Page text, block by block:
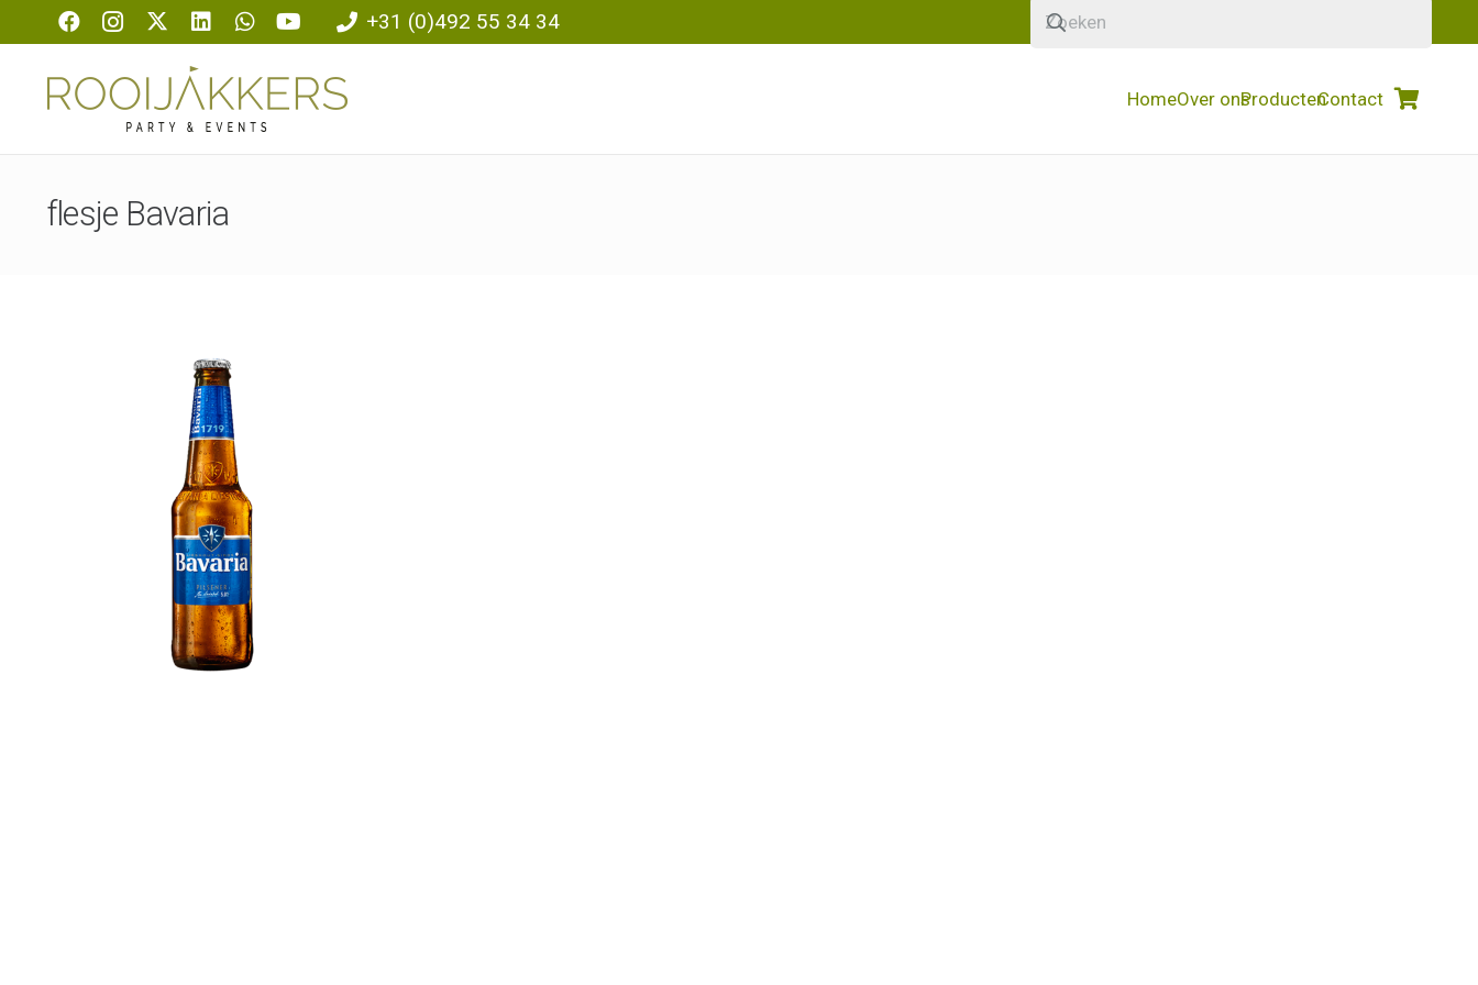
+31 (0)492 55 34 34
HomeOver onsProductenContact
flesje Bavaria